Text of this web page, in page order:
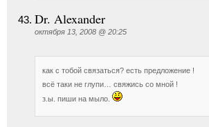
Dr. Alexander
октября 13, 2008 @ 20:25
как с тобой связаться? есть предложение !
всё таки не глупи… свяжись со мной !
з.ы. пиши на мыло.